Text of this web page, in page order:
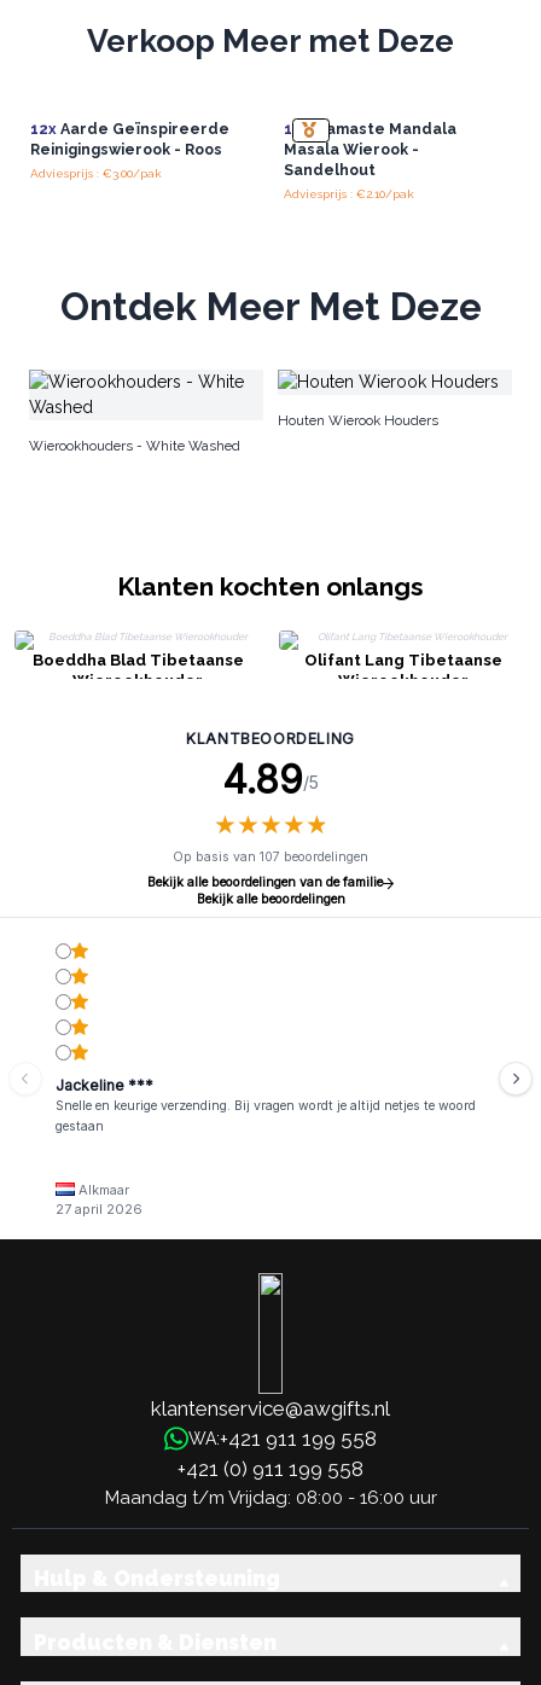
Verkoop Meer met Deze
12xAarde Geïnspireerde
Reinigingswierook - Roos
Adviesprijs : €3.00/pak
12xNamaste Mandala
Masala Wierook -
Sandelhout
Adviesprijs : €2.10/pak
Ontdek Meer Met Deze
Wierookhouders - White Washed
Houten Wierook Houders
Klanten kochten onlangs
Boeddha Blad Tibetaanse
Wierookhouder
Olifant Lang Tibetaanse
Wierookhouder
KLANTBEOORDELING
4.89/5
★★★★★
★★★★★
Op basis van 107 beoordelingen
Bekijk alle beoordelingen van de familie
Bekijk alle beoordelingen
Jackeline ***
Snelle en keurige verzending. Bij vragen wordt je altijd netjes te woord
gestaan
Alkmaar
27 april 2026
klantenservice@awgifts.nl
WA:+421 911 199 558
+421 (0) 911 199 558
Maandag t/m Vrijdag: 08:00 - 16:00 uur